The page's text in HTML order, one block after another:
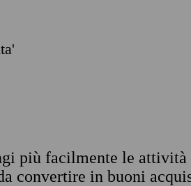
più facilmente le attività
convertire in buoni